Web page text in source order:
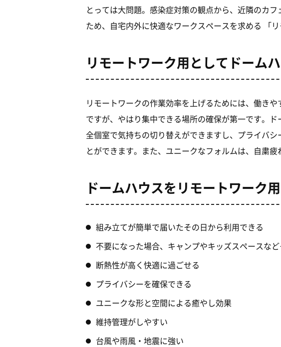
とっては大問題。感染症対策の観点から、近隣のカ
ため、自宅内外に快適なワークスペースを求める 「
リモートワーク用としてドーム
リモートワークの作業効率を上げるためには、働き
ですが、やはり集中できる場所の確保が第一です。
全個室で気持ちの切り替えができますし、プライバ
とができます。また、ユニークなフォルムは、自粛疲
ドームハウスをリモートワーク
組み立てが簡単で届いたその日から利用できる
不要になった場合、キャンプやキッズスペースな
断熱性が高く快適に過ごせる
プライバシーを確保できる
ユニークな形と空間による癒やし効果
維持管理がしやすい
台風や雨風・地震に強い